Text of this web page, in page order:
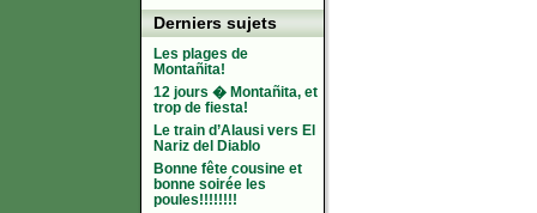
Derniers sujets
Les plages de
Montañita!
12 jours � Montañita, et
trop de fiesta!
Le train d’Alausi vers El
Nariz del Diablo
Bonne fête cousine et
bonne soirée les
poules!!!!!!!!